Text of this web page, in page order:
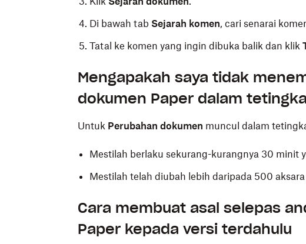
Di bawah tab Sejarah komen, cari senarai
Tatal ke komen yang ingin dibuka balik dan klik
Mengapakah saya tidak
dokumen Paper dalam
Untuk Perubahan dokumen muncul dalam
Mestilah berlaku sekurang-kurangnya 30 minit
Mestilah telah diubah lebih daripada 500
Cara membuat asal selepas
Paper kepada versi terdahulu